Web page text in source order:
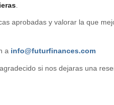
aprobadas y valorar la que
a info@futurfinances.com
si nos dejaras una